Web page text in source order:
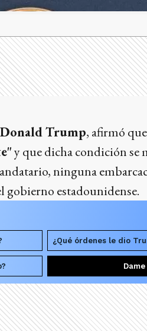
Donald Trump, afirmó
y que dicha condición se
ninguna
gobierno estadounidense.
¿Qué órdenes le dio